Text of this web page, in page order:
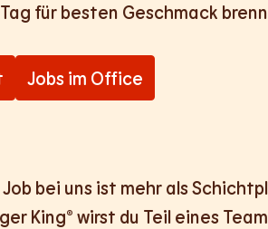
für besten Geschmack
Jobs im Office
Job bei uns ist mehr als
King® wirst du Teil eines